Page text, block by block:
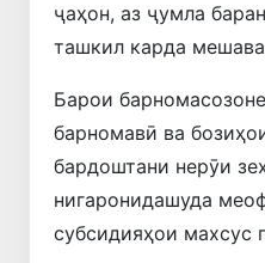
ҷаҳон, аз ҷумла
ташкил карда
Барои
барномавӣ ва
бардоштани нерӯи
нигаронидашуда
субсидияҳои махсус